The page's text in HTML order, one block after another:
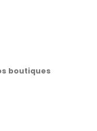
boutiques